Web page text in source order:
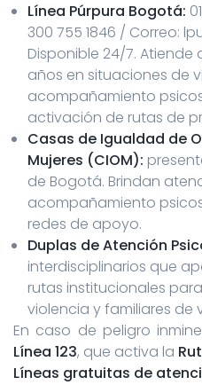
Línea Púrpura Bogotá:
300 755 1846 / Correo:
Disponible 24/7. Atiende
años en situaciones de
acompañamiento
activación de rutas de
Casas de Igualdad de
Mujeres (CIOM):
de Bogotá. Brindan
acompañamiento
redes de apoyo.
Duplas de Atención
interdisciplinarios que
rutas institucionales
violencia y familiares de
En caso de peligro
Línea 123, que activa la
Líneas gratuitas de